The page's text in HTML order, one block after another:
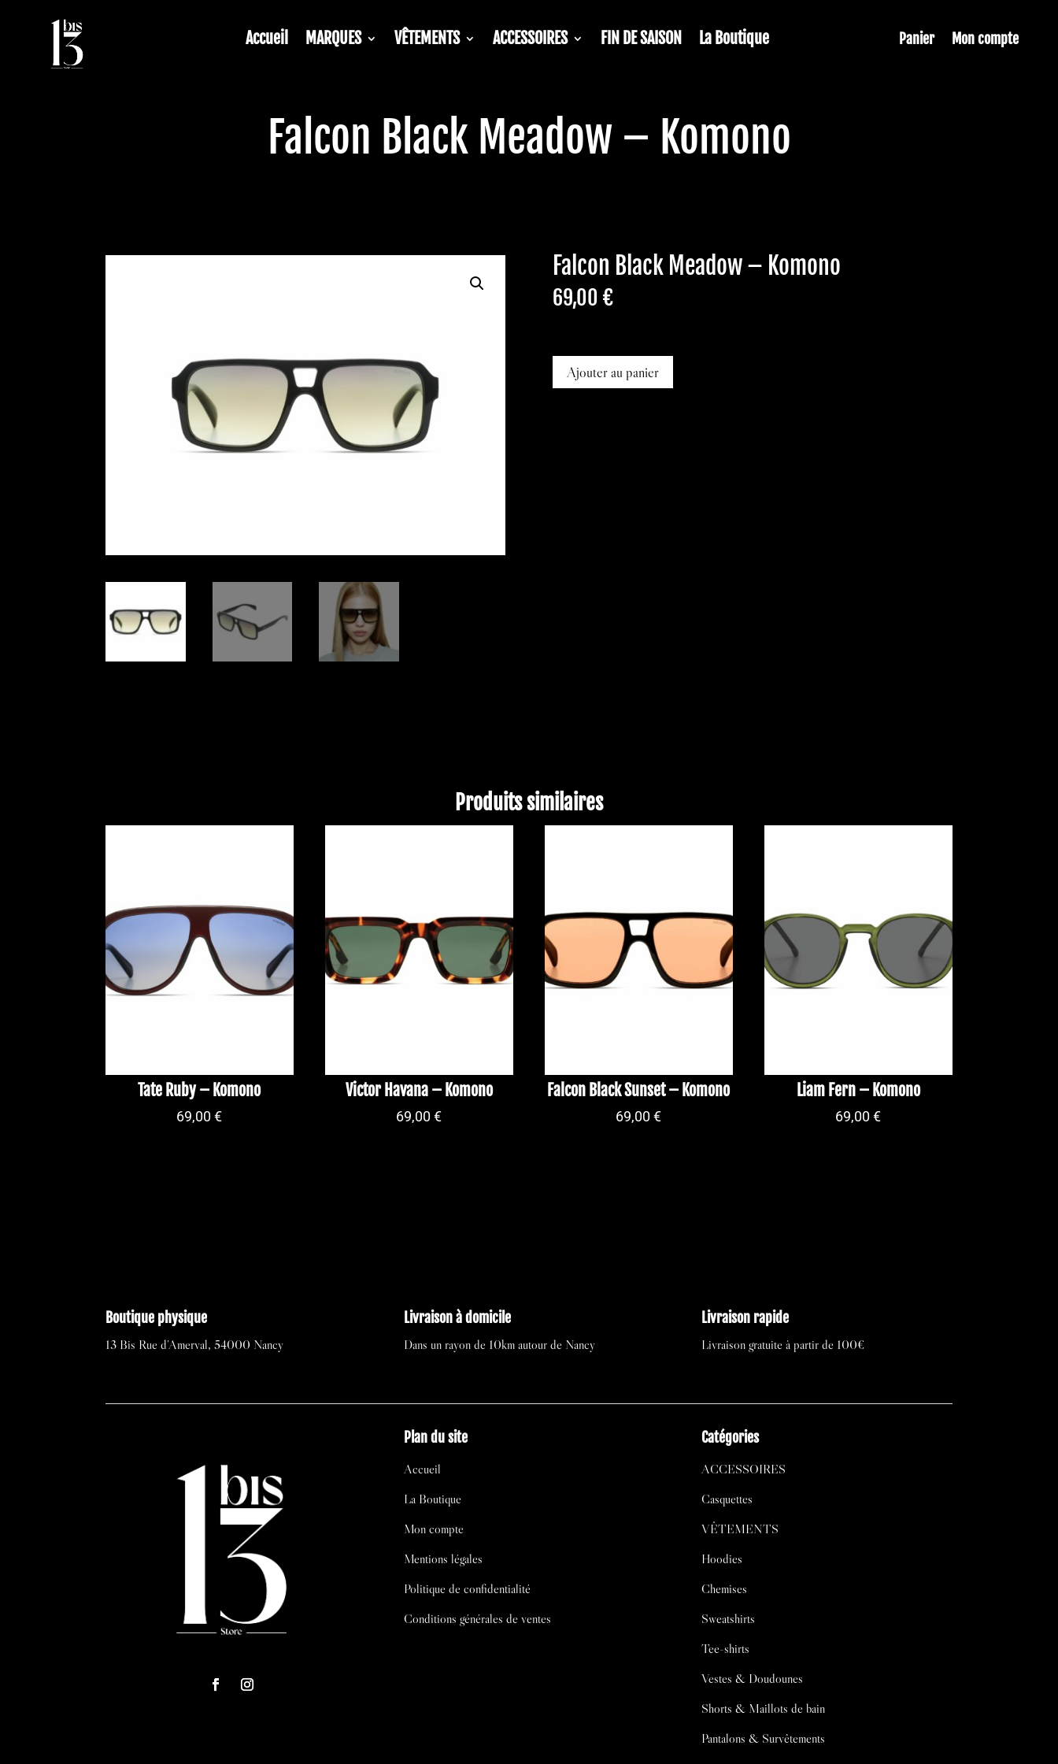
Accueil MARQUES VÊTEMENTS ACCESSOIRES FIN DE SAISON La Boutique Panier Mon compte
Falcon Black Meadow – Komono
Falcon Black Meadow – Komono
69,00 €
Ajouter au panier
Produits similaires
Tate Ruby – Komono
69,00€
Victor Havana – Komono
69,00€
Falcon Black Sunset – Komono
69,00€
Liam Fern – Komono
69,00€
Boutique physique
13 Bis Rue d’Amerval, 54000 Nancy
Livraison à domicile
Dans un rayon de 10km autour de Nancy
Livraison rapide
Livraison gratuite à partir de 100€
Plan du site
Accueil
La Boutique
Mon compte
Mentions légales
Politique de confidentialité
Conditions générales de ventes
Catégories
ACCESSOIRES
Casquettes
VÊTEMENTS
Hoodies
Chemises
Sweatshirts
Tee-shirts
Vestes & Doudounes
Shorts & Maillots de bain
Pantalons & Survêtements